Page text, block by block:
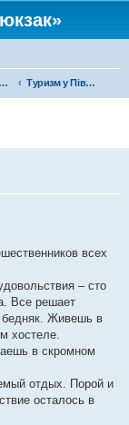
Закордонний туризм Туризм у Південній Америці
всех
– сто
Все решает
Живешь в
хостеле.
в скромном
отдых. Порой и
осталось в